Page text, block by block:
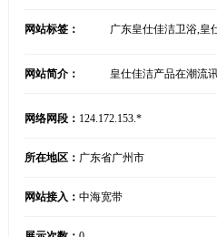
网站标签： 广东皇仕佳洁卫浴,皇
网站简介： 皇仕佳洁产品在潮流
网络网段： 124.172.153.*
所在地区： 广东省广州市
网站接入： 中海宽带